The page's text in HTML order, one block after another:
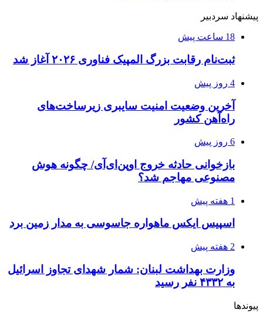
پیشنهاد سردبیر
18 ساعت پیش
ثبت‌نام رقابت بزرگ المپیک فناوری ۲۰۲۶ آغاز شد
4 روز پیش
آخرین وضعیت امنیت سایبری زیرساخت‌های
راه‌آهن کشور
6 روز پیش
بازخوانی حادثه خروج اوپن‌ای‌آی/ چگونه هوش
مصنوعی مهاجم شد؟
1 هفته پیش
اسپیس ایکس ماهواره جاسوسی به مدار زمین برد
2 هفته پیش
وزارت بهداشت لبنان: شمار شهدای تجاوز اسرائیل
به ۴۳۳۲ نفر رسید
پیوندها